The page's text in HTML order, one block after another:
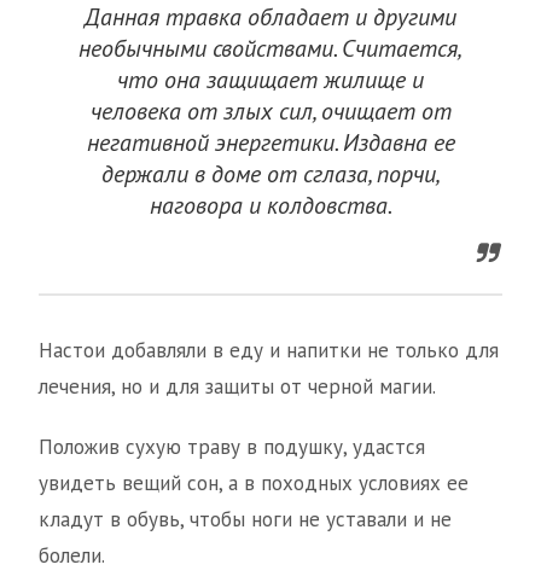
Данная травка обладает и другими
необычными свойствами. Считается,
что она защищает жилище и
человека от злых сил, очищает от
негативной энергетики. Издавна ее
держали в доме от сглаза, порчи,
наговора и колдовства.
Настои добавляли в еду и напитки не только для
лечения, но и для защиты от черной магии.
Положив сухую траву в подушку, удастся
увидеть вещий сон, а в походных условиях ее
кладут в обувь, чтобы ноги не уставали и не
болели.